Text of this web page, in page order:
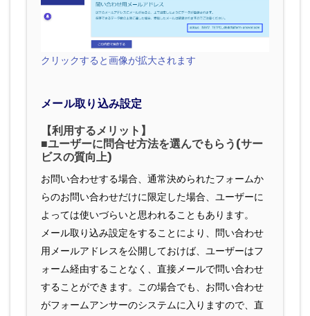
クリックすると画像が拡大されます
メール取り込み設定
【利用するメリット】
■ユーザーに問合せ方法を選んでもらう(サー
ビスの質向上)
お問い合わせする場合、通常決められたフォームか
らのお問い合わせだけに限定した場合、ユーザーに
よっては使いづらいと思われることもあります。
メール取り込み設定をすることにより、問い合わせ
用メールアドレスを公開しておけば、ユーザーはフ
ォーム経由することなく、直接メールで問い合わせ
することができます。この場合でも、お問い合わせ
がフォームアンサーのシステムに入りますので、直